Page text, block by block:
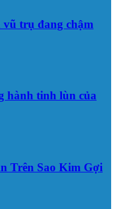
vũ trụ đang chậm
hành tinh lùn của
Trên Sao Kim Gợi